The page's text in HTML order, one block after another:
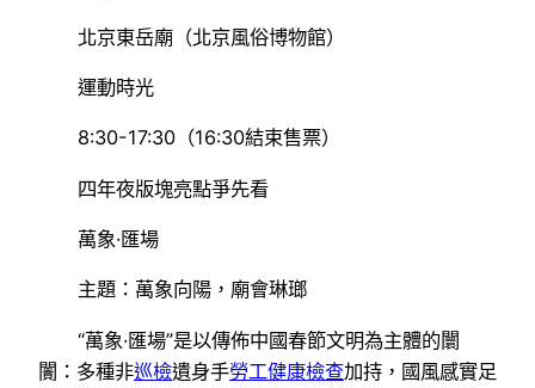
北京東岳廟（北京風俗博物館）
運動時光
8:30-17:30（16:30結束售票）
四年夜版塊亮點爭先看
萬象·匯場
主題：萬象向陽，廟會琳瑯
“萬象·匯場”是以傳佈中國春節文明為主體的闤
闠：多種非巡檢遺身手勞工健康檢查加持，國風感實足